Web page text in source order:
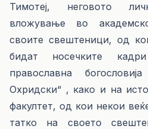
Тимотеј, неговото
вложување во
своите свештеници, од
бидат носечките
православна
Охридски“ , како и на
факултет, од кои некои
татко на своето